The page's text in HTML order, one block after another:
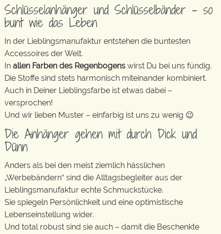
Schlüsselanhänger und Schlüsselbänder – so
bunt wie das Leben
In der Lieblingsmanufaktur entstehen die buntesten
Accessoires der Welt.
In allen Farben des Regenbogens wirst Du bei uns fündig.
Die Stoffe sind stets harmonisch miteinander kombiniert.
Auch in Deiner Lieblingsfarbe ist etwas dabei –
versprochen!
Und wir lieben Muster – einfarbig ist uns zu wenig 😉
Die Anhänger gehen mit durch Dick und
Dünn
Anders als bei den meist ziemlich hässlichen
„Werbebändern“ sind die Alltagsbegleiter aus der
Lieblingsmanufaktur echte Schmuckstücke.
Sie spiegeln Persönlichkeit und eine optimistische
Lebenseinstellung wider.
Und total robust sind sie auch – damit die Beschenkte